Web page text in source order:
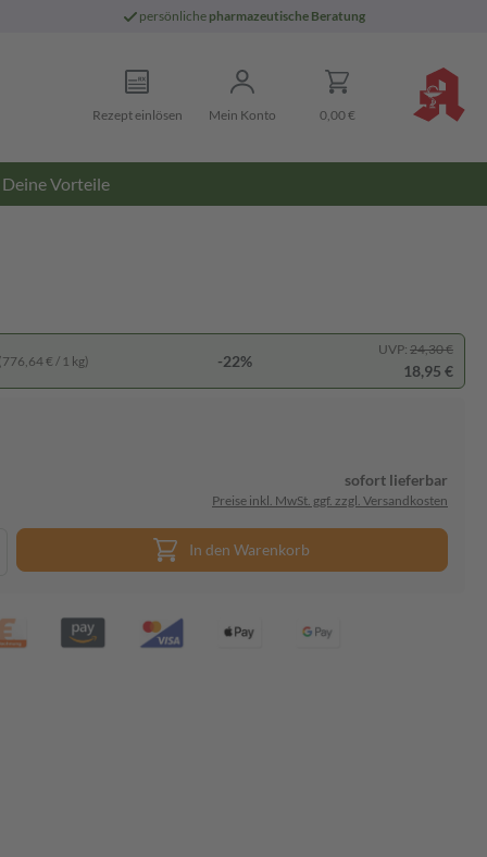
persönliche pharmazeutische Beratung
Rezept einlösen Mein Konto 0,00 €
Deine Vorteile
€ / 1 kg) -22%
UVP: 24,30 €
18,95 €
sofort lieferbar
Preise inkl. MwSt. ggf. zzgl. Versandkosten
In den Warenkorb